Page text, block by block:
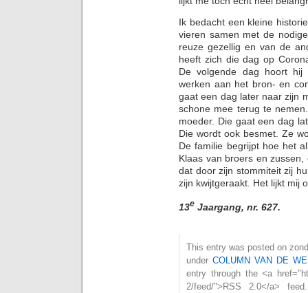
Ik bedacht een kleine
vieren samen met de
reuze gezellig en van de
heeft zich die dag op
De volgende dag hoort
werken aan het bron- en
gaat een dag later naar zijn
schone mee terug te
moeder. Die gaat een dag
Die wordt ook besmet. Ze
De familie begrijpt hoe het
Klaas van broers en
dat door zijn stommiteit zij
zijn kwijtgeraakt. Het lijkt mij
13e Jaargang, nr. 627.
This entry was posted on
under COLUMN VAN DE
entry through the <a
2/feed/">RSS 2.0</a>